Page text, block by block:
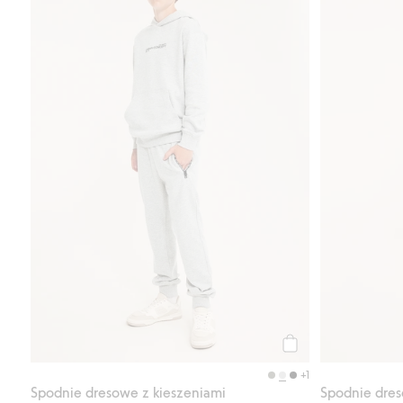
+1
Spodnie dresowe z kieszeniami Spodnie